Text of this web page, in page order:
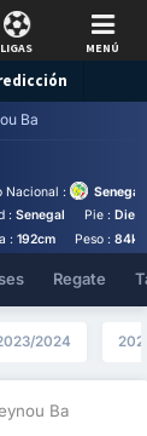
LIGAS MENÚ
Ba
Nacional :
Senegal
:Senegal Pie :
:192cm Peso : 84kg
Regate
2024
Ba